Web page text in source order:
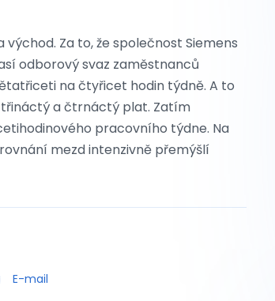
Za to, že společnost Siemens
odborový svaz zaměstnanců
na čtyřicet hodin týdně. A to
třináctý a čtrnáctý plat. Zatím
pracovního týdne. Na
mezd intenzivně přemýšlí
E-mail